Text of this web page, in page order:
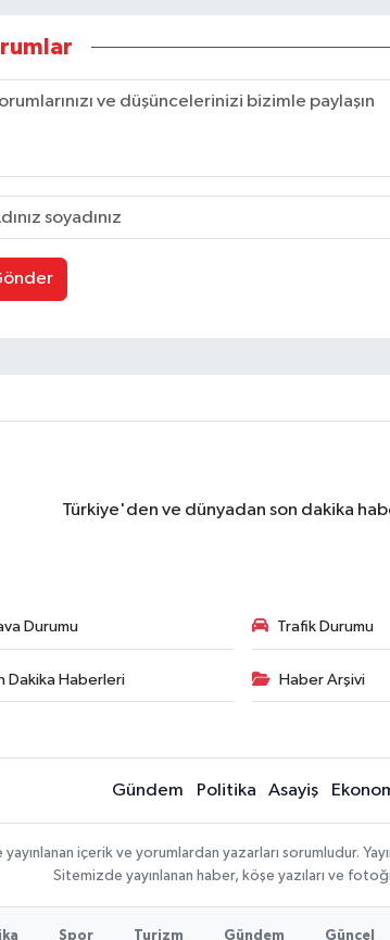
Türkiye'den ve dünyadan son dakika
Durumu Trafik Durumu
Dakika Haberleri Haber Arşivi
Gündem Politika Asayiş
içerik ve yorumlardan yazarları sorumludur.
Sitemizde yayınlanan haber, köşe yazıları ve
Spor Turizm Gündem Güncel